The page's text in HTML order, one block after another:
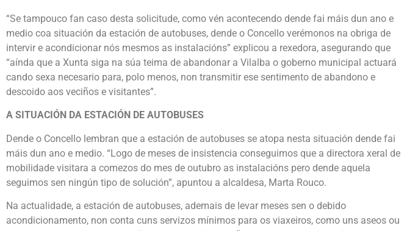
“Se tampouco fan caso desta solicitude, como vén acontecendo dende fai máis dun ano e
medio coa situación da estación de autobuses, dende o Concello verémonos na obriga de
intervir e acondicionar nós mesmos as instalacións” explicou a rexedora, asegurando que
“aínda que a Xunta siga na súa teima de abandonar a Vilalba o goberno municipal actuará
cando sexa necesario para, polo menos, non transmitir ese sentimento de abandono e
descoido aos veciños e visitantes”.
A SITUACIÓN DA ESTACIÓN DE AUTOBUSES
Dende o Concello lembran que a estación de autobuses se atopa nesta situación dende fai
máis dun ano e medio. “Logo de meses de insistencia conseguimos que a directora xeral de
mobilidade visitara a comezos do mes de outubro as instalacións pero dende aquela
seguimos sen ningún tipo de solución”, apuntou a alcaldesa, Marta Rouco.
Na actualidade, a estación de autobuses, ademais de levar meses sen o debido
acondicionamento, non conta cuns servizos mínimos para os viaxeiros, como uns aseos ou